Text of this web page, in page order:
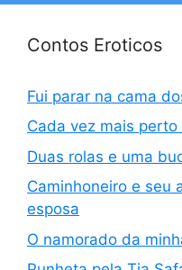
Contos Eroticos
Fui parar na cama
Cada vez mais
Duas rolas e uma
Caminhoneiro e seu
esposa
O namorado da